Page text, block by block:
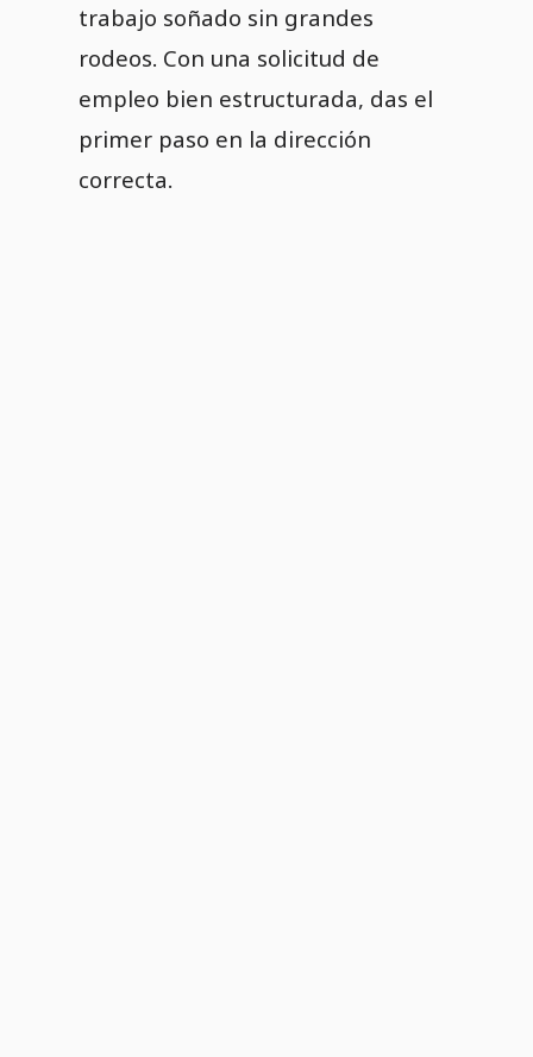
trabajo soñado sin grandes
rodeos. Con una solicitud de
empleo bien estructurada, das el
primer paso en la dirección
correcta.